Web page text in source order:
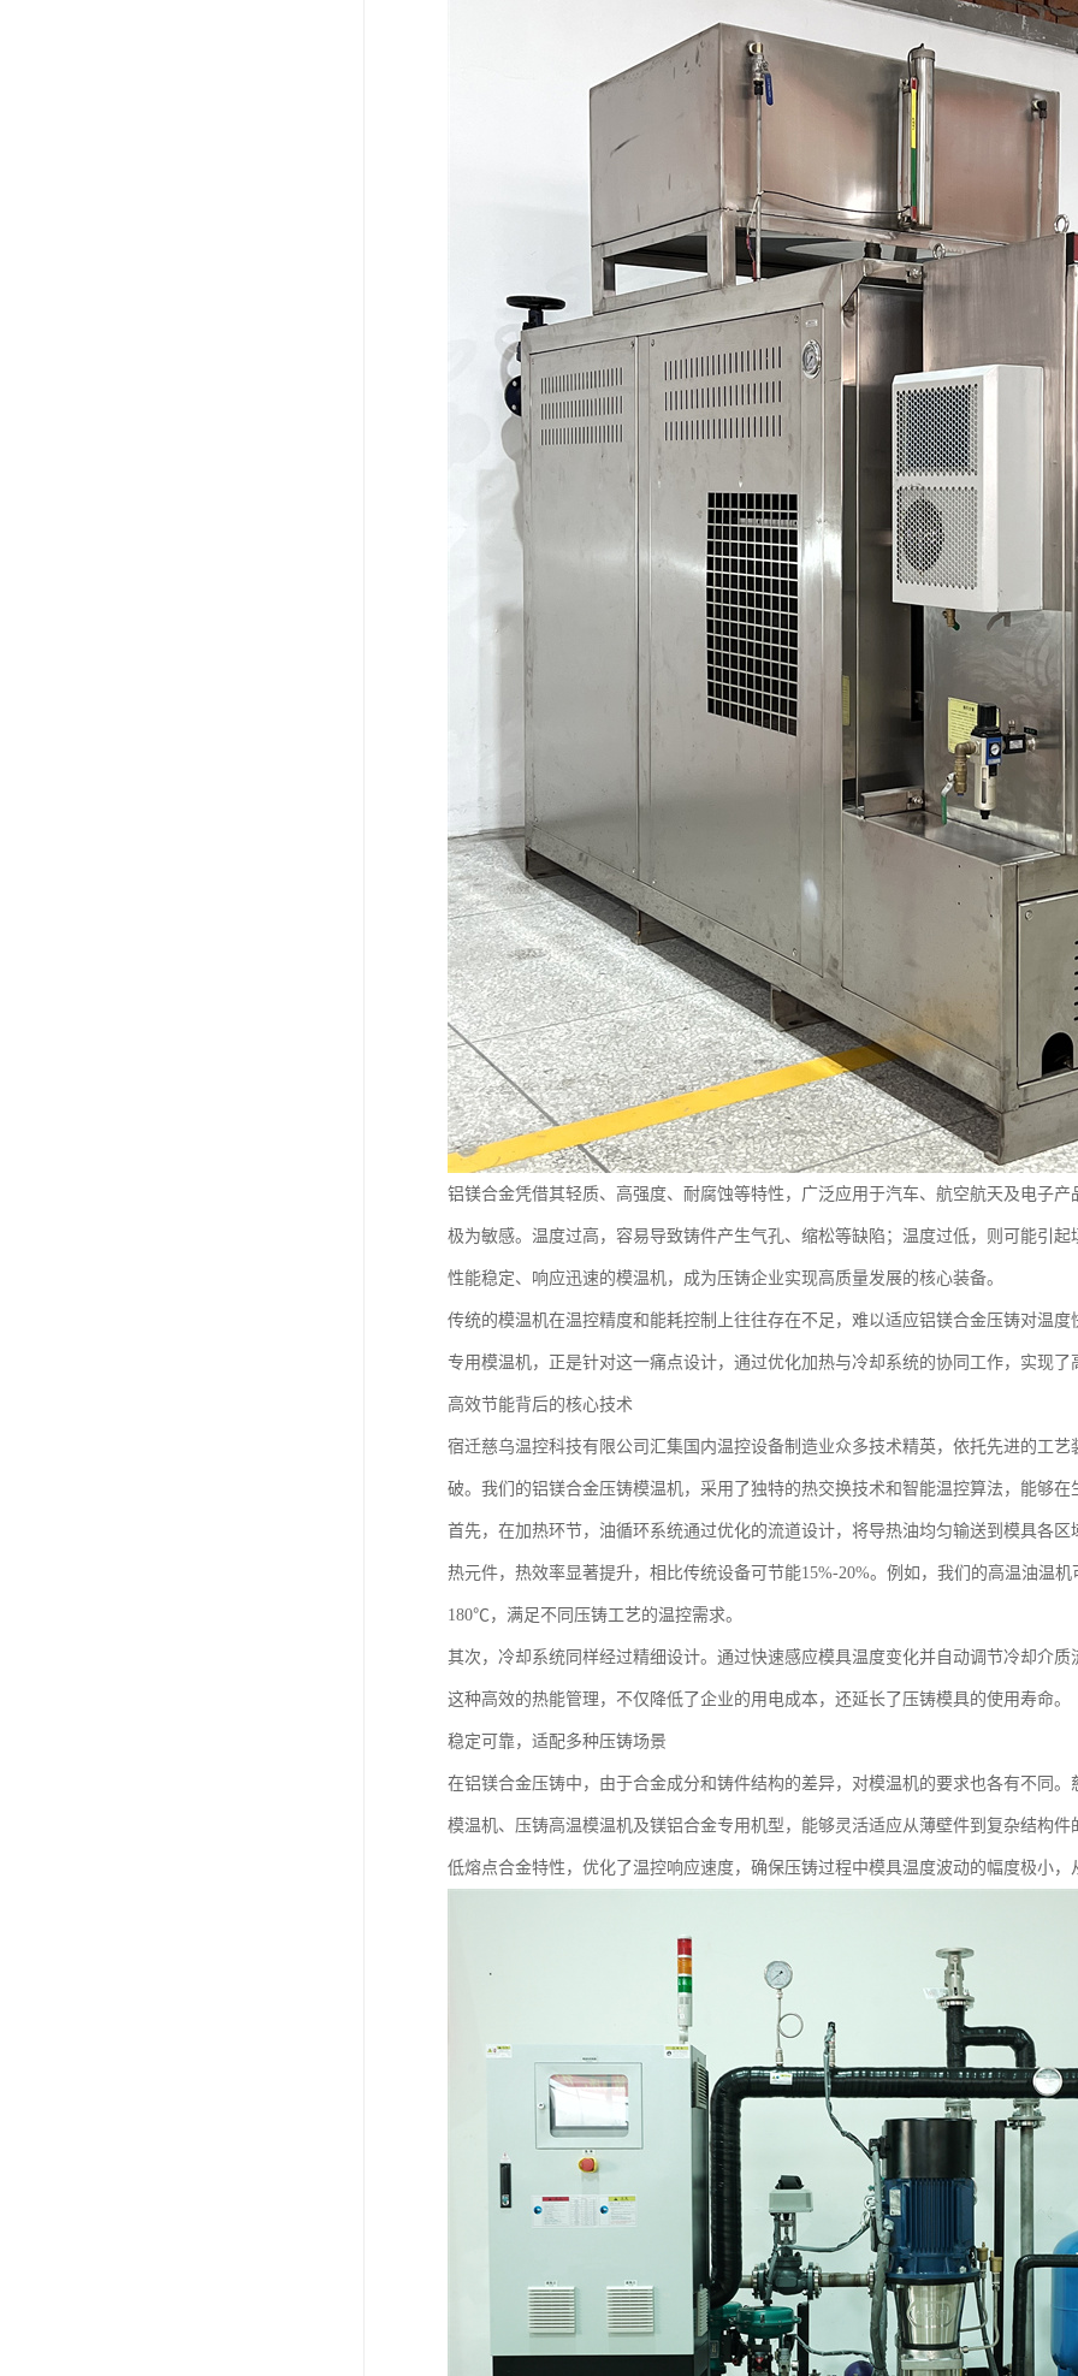
铝镁合金凭借其轻质、高强度、耐腐蚀等特性，广泛应用于汽车、航空航天及电子
极为敏感。温度过高，容易导致铸件产生气孔、缩松等缺陷；温度过低，则可能引
性能稳定、响应迅速的模温机，成为压铸企业实现高质量发展的核心装备。
传统的模温机在温控精度和能耗控制上往往存在不足，难以适应铝镁合金压铸对温
专用模温机，正是针对这一痛点设计，通过优化加热与冷却系统的协同工作，实现了
高效节能背后的核心技术
宿迁慈乌温控科技有限公司汇集国内温控设备制造业众多技术精英，依托先进的工
破。我们的铝镁合金压铸模温机，采用了独特的热交换技术和智能温控算法，能够
首先，在加热环节，油循环系统通过优化的流道设计，将导热油均匀输送到模具各
热元件，热效率显著提升，相比传统设备可节能15%-20%。例如，我们的高温油温
180℃，满足不同压铸工艺的温控需求。
其次，冷却系统同样经过精细设计。通过快速感应模具温度变化并自动调节冷却介
这种高效的热能管理，不仅降低了企业的用电成本，还延长了压铸模具的使用寿命。
稳定可靠，适配多种压铸场景
在铝镁合金压铸中，由于合金成分和铸件结构的差异，对模温机的要求也各有不同
模温机、压铸高温模温机及镁铝合金专用机型，能够灵活适应从薄壁件到复杂结构
低熔点合金特性，优化了温控响应速度，确保压铸过程中模具温度波动的幅度极小，